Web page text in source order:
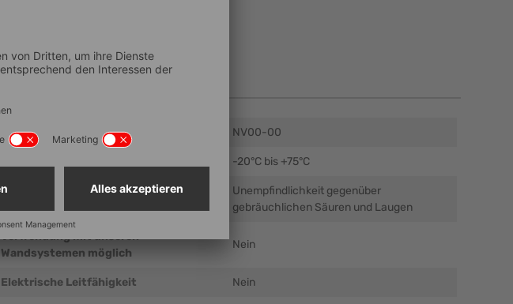
Technische Daten
Artikelnummer NV00-00
-20°C bis +75°C
Unempfindlichkeit gegenüber
gebräuchlichen Säuren und Laugen
Verwendung mit unseren
Wandsystemen möglich
Nein
Elektrische Leitfähigkeit Nein